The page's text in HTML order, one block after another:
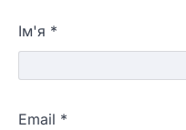
Ім'я *
Email *